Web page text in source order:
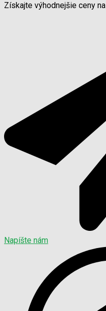
Získajte výhodnejšie ceny na
Napíšte nám